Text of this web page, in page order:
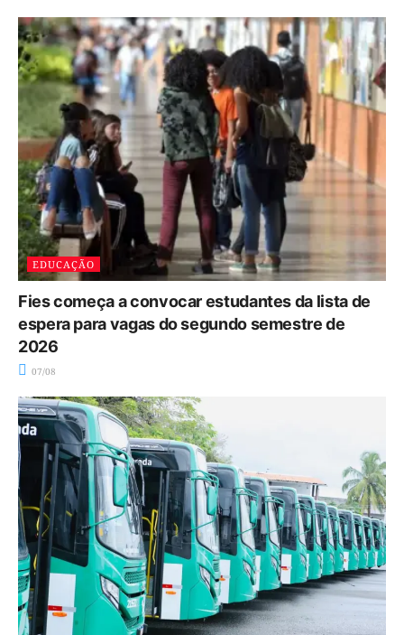
EDUCAÇÃO
Fies começa a convocar estudantes da lista de
espera para vagas do segundo semestre de
2026
07/08